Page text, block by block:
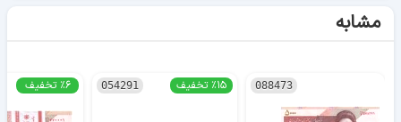
مشابه
088473
054291 ٪۱۵ تخفیف ٪۶ تخفیف